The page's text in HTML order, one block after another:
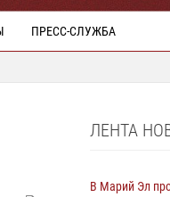
ПРЕСС-СЛУЖБА
ЛЕНТА
В Марий Эл